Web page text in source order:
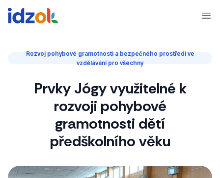
Rozvoj pohybové gramotnosti a bezpečného prostředí ve
vzdělávání pro všechny
Prvky Jógy využitelné k
rozvoji pohybové
gramotnosti dětí
předškolního věku